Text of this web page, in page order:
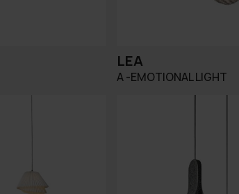
LEA
A -EMOTIONAL LIGHT